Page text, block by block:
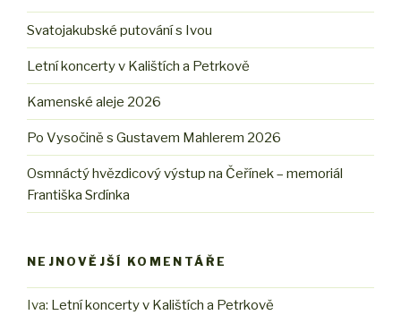
Svatojakubské putování s Ivou
Letní koncerty v Kalištích a Petrkově
Kamenské aleje 2026
Po Vysočině s Gustavem Mahlerem 2026
Osmnáctý hvězdicový výstup na Čeřínek – memoriál
Františka Srdínka
NEJNOVĚJŠÍ KOMENTÁŘE
Iva: Letní koncerty v Kalištích a Petrkově